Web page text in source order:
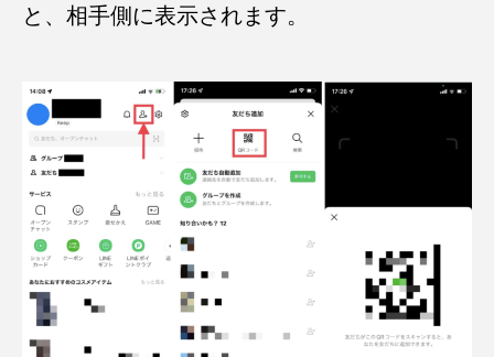
と、相手側に表示されます。